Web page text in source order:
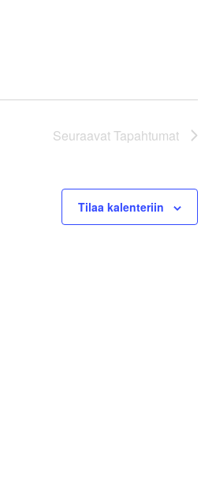
SeuraavatTapahtumat
Tilaa kalenteriin